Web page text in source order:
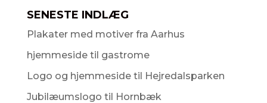
SENESTE INDLÆG
Plakater med motiver fra Aarhus
hjemmeside til gastrome
Logo og hjemmeside til Hejredalsparken
Jubilæumslogo til Hornbæk